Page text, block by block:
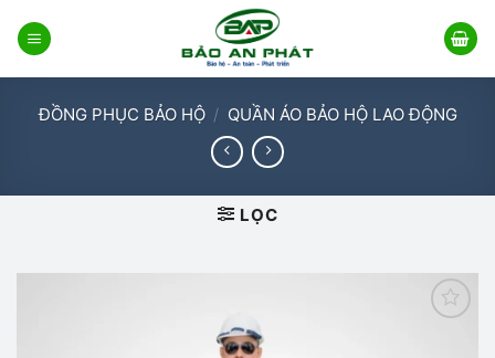
qua
ĐỒNG PHỤC BẢO HỘ / QUẦN ÁO BẢO HỘ LAO ĐỘNG
LỌC